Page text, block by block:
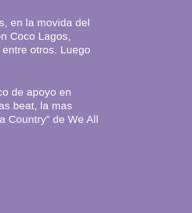
en la movida del
Coco Lagos,
otros. Luego
de apoyo en
beat, la mas
Country” de We All